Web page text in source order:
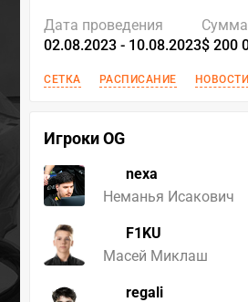
Дата проведения
02.08.2023 - 10.08.2023$ 200
СЕТКА РАСПИСАНИЕ НОВОСТИ
Игроки OG
nexa
Неманья Исакович
F1KU
Масей Миклаш
regali